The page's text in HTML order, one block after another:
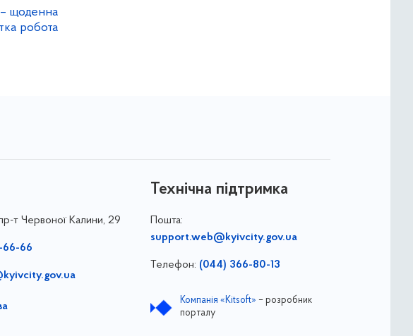
– щоденна
робота
т Червоної Калини, 29
66-66
Технічна підтримка
Пошта:
support.web@kyivcity.gov.ua
Телефон: (044) 366-80-13
Компанія «Kitsoft» – розробник
порталу